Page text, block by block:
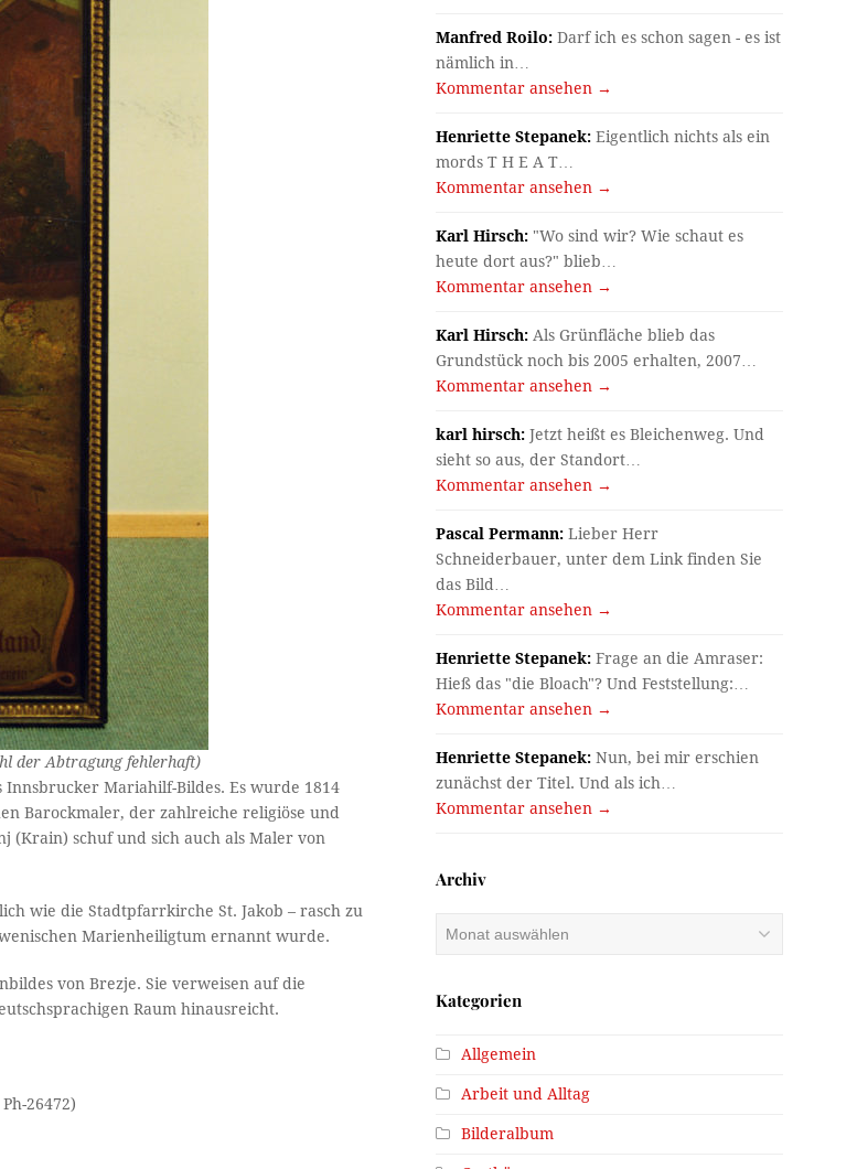
der Abtragung fehlerhaft)
Innsbrucker Mariahilf-Bildes. Es wurde 1814
Barockmaler, der zahlreiche religiöse und
schuf und sich auch als Maler von
wie die Stadtpfarrkirche St. Jakob – rasch zu
Marienheiligtum ernannt wurde.
von Brezje. Sie verweisen auf die
Raum hinausreicht.
26472)
Manfred Roilo: Darf ich es schon sagen - es ist
nämlich in…
Kommentar ansehen →
Henriette Stepanek: Eigentlich nichts als ein
mords T H E A T…
Kommentar ansehen →
Karl Hirsch: "Wo sind wir? Wie schaut es
heute dort aus?" blieb…
Kommentar ansehen →
Karl Hirsch: Als Grünfläche blieb das
Grundstück noch bis 2005 erhalten, 2007…
Kommentar ansehen →
karl hirsch: Jetzt heißt es Bleichenweg. Und
sieht so aus, der Standort…
Kommentar ansehen →
Pascal Permann: Lieber Herr
Schneiderbauer, unter dem Link finden Sie
das Bild…
Kommentar ansehen →
Henriette Stepanek: Frage an die Amraser:
Hieß das "die Bloach"? Und Feststellung:…
Kommentar ansehen →
Henriette Stepanek: Nun, bei mir erschien
zunächst der Titel. Und als ich…
Kommentar ansehen →
Archiv
Archiv
Kategorien
Allgemein
Arbeit und Alltag
Bilderalbum